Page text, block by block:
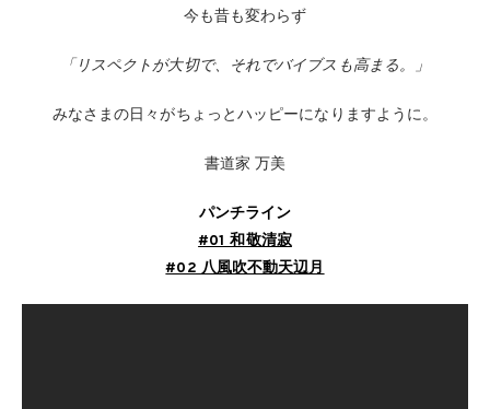
今も昔も変わらず
「リスペクトが大切で、それでバイブスも高まる。」
みなさまの日々がちょっとハッピーになりますように。
書道家 万美
パンチライン
#01 和敬清寂​
#02 八風吹不動天辺月​